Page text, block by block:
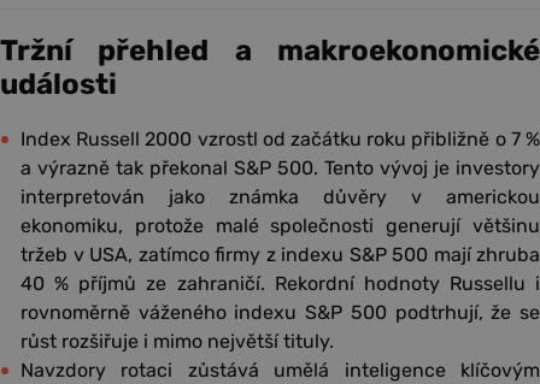
Tržní přehled a makroekonomické
události
Index Russell 2000 vzrostl od začátku roku přibližně o 7 %
a výrazně tak překonal S&P 500. Tento vývoj je investory
interpretován jako známka důvěry v americkou
ekonomiku, protože malé společnosti generují většinu
tržeb v USA, zatímco firmy z indexu S&P 500 mají zhruba
40 % příjmů ze zahraničí. Rekordní hodnoty Russellu i
rovnoměrně váženého indexu S&P 500 podtrhují, že se
růst rozšiřuje i mimo největší tituly.
Navzdory rotaci zůstává umělá inteligence klíčovým